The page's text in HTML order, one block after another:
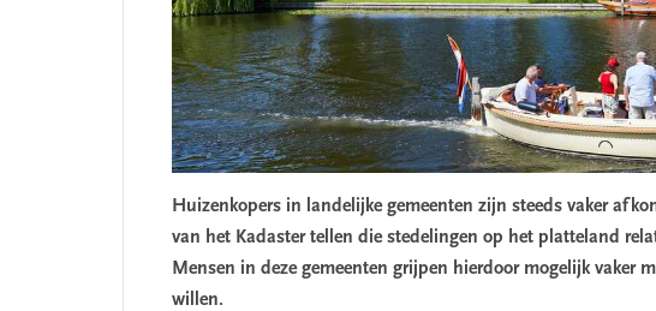
Huizenkopers in landelijke gemeenten zijn steeds vaker
van het Kadaster tellen die stedelingen op het platteland
Mensen in deze gemeenten grijpen hierdoor mogelijk vaker
willen.